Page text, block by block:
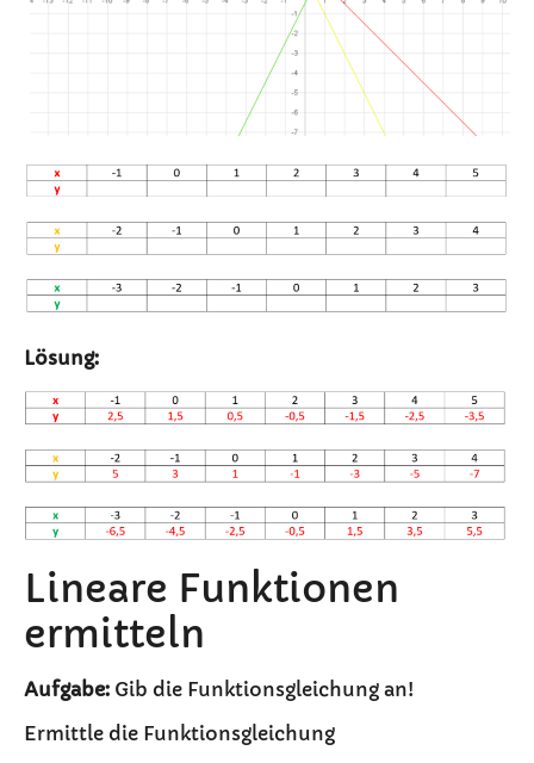
Lösung:
Lineare Funktionen
ermitteln
Aufgabe: Gib die Funktionsgleichung an!
Ermittle die Funktionsgleichung